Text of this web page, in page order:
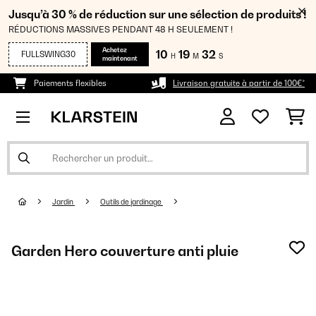
Jusqu’à 30 % de réduction sur une sélection de produits !
RÉDUCTIONS MASSIVES PENDANT 48 H SEULEMENT !
FULLSWING30
Achetez
maintenant
10 H 19 M 32 S
Paiements flexibles Livraison gratuite à partir de 100€*
Jardin Outils de jardinage
Garden Hero couverture anti pluie